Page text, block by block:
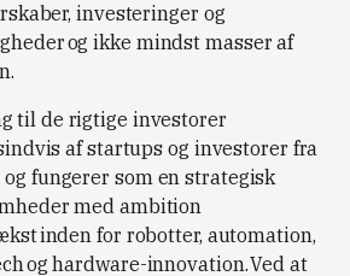
investeringer og
og ikke mindst masser af
til de rigtige investorer
af startups og investorer fra
fungerer som en strategisk
med ambition
inden for robotter, automation,
og hardware-innovation. Ved at